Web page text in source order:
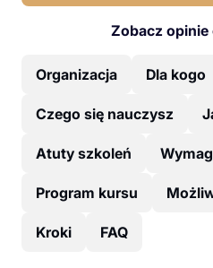
Zobacz opinie
Organizacja Dla kogo
Czego się nauczysz
Atuty szkoleń
Program kursu
Kroki FAQ